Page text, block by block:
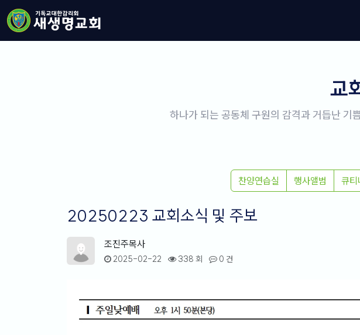
교
하나가 되는 공동체 구원의 감격과 거듭난 기
찬양연습실 행사앨범 큐티
20250223 교회소식 및 주보
조진주목사
2025-02-22 338 회 0 건